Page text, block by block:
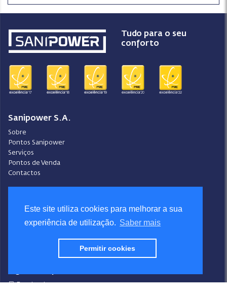
Este site utiliza cookies para melhorar a sua
experiência de utilização. Saber mais
Permitir cookies
Tudo para o seu
conforto
Sanipower S.A.
Sobre
Pontos Sanipower
Serviços
Pontos de Venda
Contactos
Video-Ajuda
Política de Privacidade